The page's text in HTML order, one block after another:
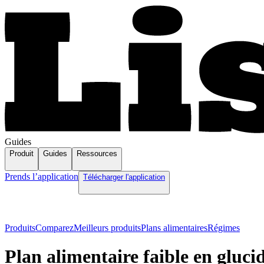
Guides
Produit Guides Ressources
Prends l’application Télécharger l'application
ProduitsComparezMeilleurs produitsPlans alimentairesRégimes
Plan alimentaire faible en